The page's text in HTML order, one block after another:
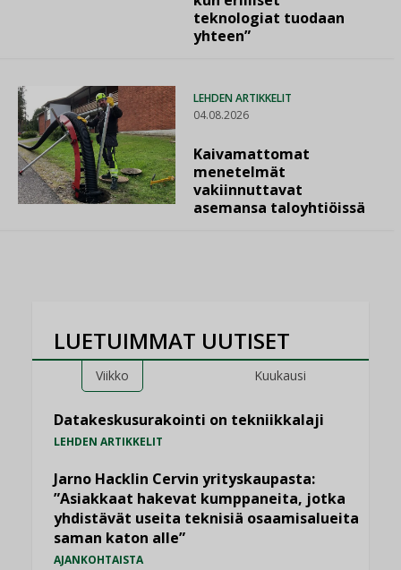
teknologiat tuodaan
yhteen”
LEHDEN ARTIKKELIT
04.08.2026
Kaivamattomat
menetelmät
vakiinnuttavat
asemansa taloyhtiöissä
LUETUIMMAT UUTISET
Viikko Kuukausi
Datakeskusurakointi on tekniikkalaji
LEHDEN ARTIKKELIT
Jarno Hacklin Cervin yrityskaupasta:
”Asiakkaat hakevat kumppaneita, jotka
yhdistävät useita teknisiä osaamisalueita
saman katon alle”
AJANKOHTAISTA